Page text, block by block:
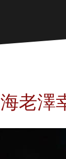
海老澤